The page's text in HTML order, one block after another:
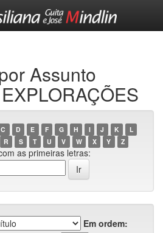
Assunto
C D E F G H I J K
L
R S T U V W X Y Z
as primeiras letras:
Em ordem: